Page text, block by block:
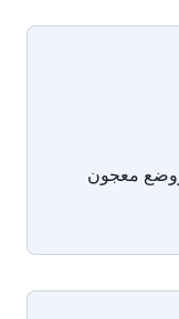
ووضع معجون